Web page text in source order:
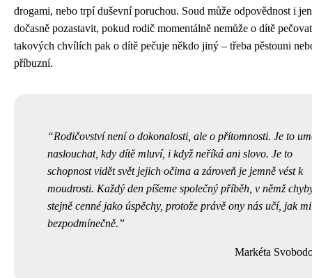
drogami, nebo trpí duševní poruchou. Soud může odpovědnost i jen
dočasně pozastavit, pokud rodič momentálně nemůže o dítě
takových chvílích pak o dítě pečuje někdo jiný – třeba pěstouni
příbuzní.
Rodičovství není o dokonalosti, ale o přítomnosti. Je to
naslouchat, kdy dítě mluví, i když neříká ani slovo. Je to
schopnost vidět svět jejich očima a zároveň je jemně vést k
moudrosti. Každý den píšeme společný příběh, v němž
stejně cenné jako úspěchy, protože právě ony nás učí, jak
bezpodmínečně.
Markéta